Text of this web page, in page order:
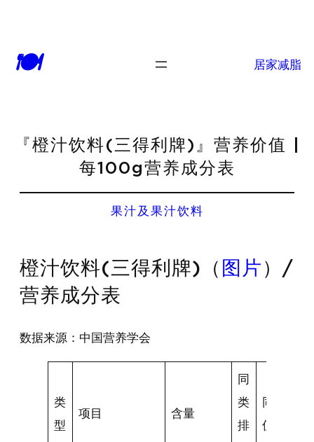
🍽 居家减脂
『橙汁饮料(三得利牌)』营养价值 |
每100g营养成分表
果汁及果汁饮料
橙汁饮料(三得利牌)（ 图片 ）/
营养成分表
数据来源：中国营养学会
类
型
项目 含量
同
类
排
同类均
值